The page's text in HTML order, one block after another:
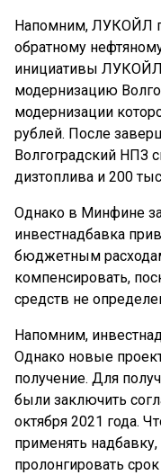
Напомним, ЛУКОЙЛ
обратному
инициативы ЛУКОЙЛ
модернизацию
модернизации
рублей. После
Волгоградский НПЗ
дизтоплива и 200
Однако в Минфине
инвестнадбавка
бюджетным
компенсировать,
средств не
Напомним,
Однако новые
получение. Для
были заключить
октября 2021 года.
применять
пролонгировать